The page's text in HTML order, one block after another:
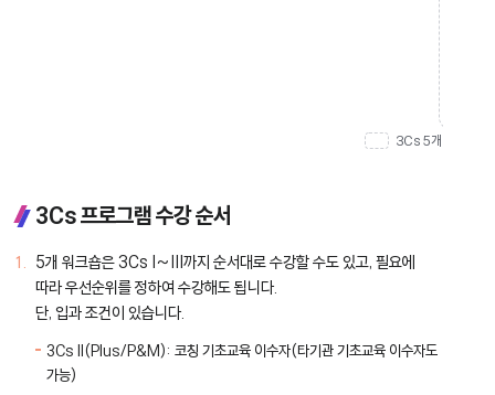
이상
3Cs
인증과정
CiTCPC
3Cs 5개 과정 통합
3Cs 프로그램 수강 순서
5개 워크숍은 3Cs I~III까지 순서대로 수강할 수도 있고, 필요에
따라 우선순위를 정하여 수강해도 됩니다.
단, 입과 조건이 있습니다.
3Cs II(Plus/P&M): 코칭 기초교육 이수자(타기관 기초교육 이수자도
가능)